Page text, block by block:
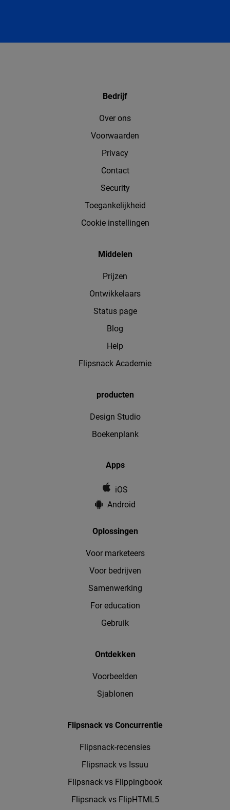
Bedrijf
Over ons
Voorwaarden
Privacy
Contact
Security
Toegankelijkheid
Cookie instellingen
Middelen
Prijzen
Ontwikkelaars
Status page
Blog
Help
Flipsnack Academie
producten
Design Studio
Boekenplank
Apps
iOS
Android
Oplossingen
Voor marketeers
Voor bedrijven
Samenwerking
For education
Gebruik
Ontdekken
Voorbeelden
Sjablonen
Flipsnack vs Concurrentie
Flipsnack-recensies
Flipsnack vs Issuu
Flipsnack vs Flippingbook
Flipsnack vs FlipHTML5